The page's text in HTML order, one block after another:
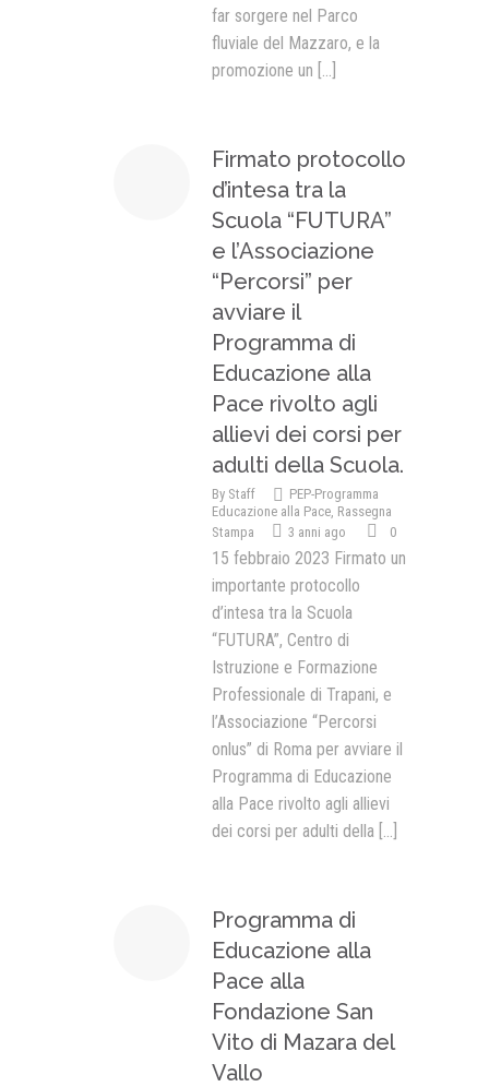
far sorgere nel Parco
fluviale del Mazzaro, e la
promozione un [...]
Firmato protocollo
d’intesa tra la
Scuola “FUTURA”
e l’Associazione
“Percorsi” per
avviare il
Programma di
Educazione alla
Pace rivolto agli
allievi dei corsi per
adulti della Scuola.
By Staff
PEP-Programma
Educazione alla Pace, Rassegna
Stampa
3 anni ago 0
15 febbraio 2023 Firmato un
importante protocollo
d’intesa tra la Scuola
“FUTURA”, Centro di
Istruzione e Formazione
Professionale di Trapani, e
l’Associazione “Percorsi
onlus” di Roma per avviare il
Programma di Educazione
alla Pace rivolto agli allievi
dei corsi per adulti della [...]
Programma di
Educazione alla
Pace alla
Fondazione San
Vito di Mazara del
Vallo